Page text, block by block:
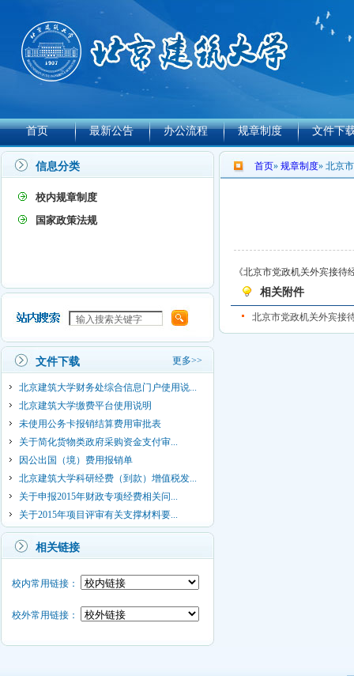
首页 最新公告 办公流程 规章制度 文件下
信息分类
校内规章制度
国家政策法规
更多>>
文件下载
北京建筑大学财务处综合信息门户使用说...
北京建筑大学缴费平台使用说明
未使用公务卡报销结算费用审批表
关于简化货物类政府采购资金支付审...
因公出国（境）费用报销单
北京建筑大学科研经费（到款）增值税发...
关于申报2015年财政专项经费相关问...
关于2015年项目评审有关支撑材料要...
相关链接
校内常用链接：
校外常用链接：
首页» 规章制度» 北京
《北京市党政机关外宾接
相关附件
北京市党政机关外宾接